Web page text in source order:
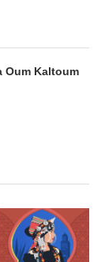
Oum Kaltoum